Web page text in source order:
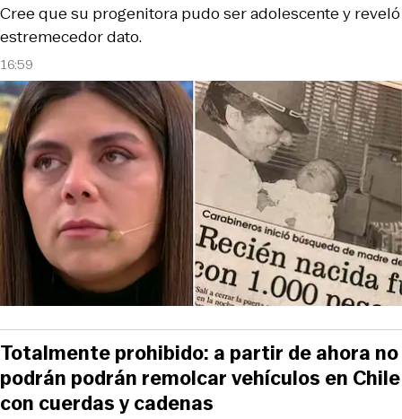
16:59
Cree que su progenitora pudo ser adolescente y reveló
estremecedor dato.
Totalmente prohibido: a partir de ahora no
podrán podrán remolcar vehículos en Chile
con cuerdas y cadenas